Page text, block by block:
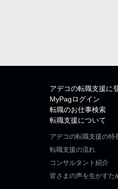
アデコの転職支援に
MyPagログイン
転職のお仕事検索
転職支援について
アデコの転職支援の特
転職支援の流れ
コンサルタント紹介
皆さまの声を生かすた